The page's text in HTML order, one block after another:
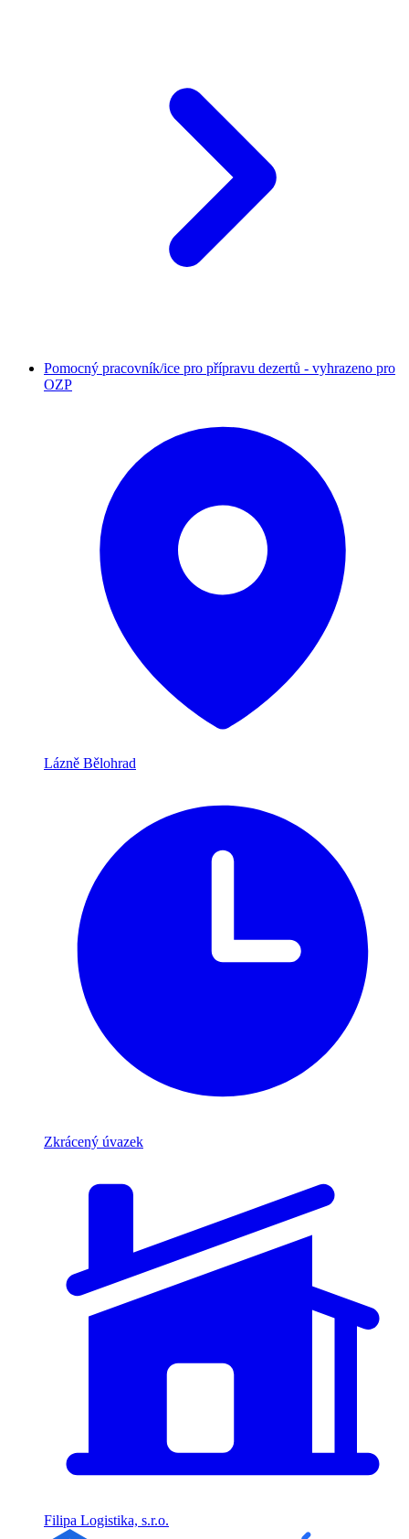
Pomocný pracovník/ice pro přípravu dezertů - vyhrazeno pro
OZP
Lázně Bělohrad
Zkrácený úvazek
Filipa Logistika, s.r.o.